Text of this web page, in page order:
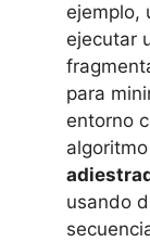
ejemplo,
ejecutar
para
entorno
algoritmo
usando